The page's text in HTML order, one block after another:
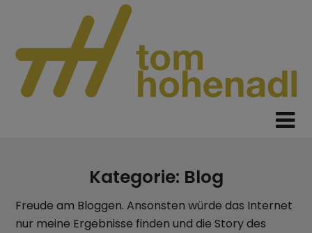
content
Kategorie: Blog
Freude am Bloggen. Ansonsten würde das Internet
nur meine Ergebnisse finden und die Story des